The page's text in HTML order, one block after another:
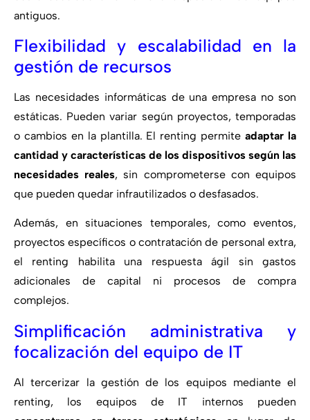
antiguos.
Flexibilidad y escalabilidad en la
gestión de recursos
Las necesidades informáticas de una empresa no son
estáticas. Pueden variar según proyectos, temporadas
o cambios en la plantilla. El renting permiteadaptar la
cantidad y características de los dispositivos según las
necesidades reales, sin comprometerse con equipos
que pueden quedar infrautilizados o desfasados.
Además, en situaciones temporales, como eventos,
proyectos específicos o contratación de personal extra,
el renting habilita una respuesta ágil sin gastos
adicionales de capital ni procesos de compra
complejos.
Simplificación administrativa y
focalización del equipo de IT
Al tercerizar la gestión de los equipos mediante el
renting, los equipos de IT internos pueden